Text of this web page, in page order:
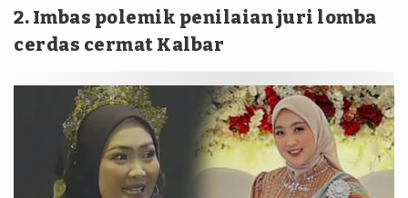
2. Imbas polemik penilaian juri lomba
cerdas cermat Kalbar